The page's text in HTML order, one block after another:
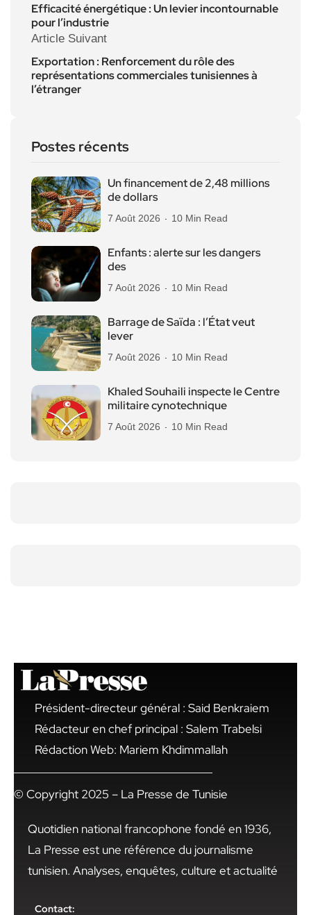
Efficacité énergétique : Un levier incontournable
pour l’industrie
Article Suivant
Exportation : Renforcement du rôle des
représentations commerciales tunisiennes à
l’étranger
Postes récents
Un financement de 2,48 millions
de dollars
7 Août 2026 10 Min Read
Enfants : alerte sur les dangers
des
7 Août 2026 10 Min Read
Barrage de Saïda : l’État veut
lever
7 Août 2026 10 Min Read
Khaled Souhaili inspecte le Centre
militaire cynotechnique
7 Août 2026 10 Min Read
Président-directeur général : Said Benkraiem
Rédacteur en chef principal : Salem Trabelsi
Rédaction Web: Mariem Khdimmallah
© Copyright 2025 – La Presse de Tunisie
Quotidien national francophone fondé en 1936,
La Presse est une référence du journalisme
tunisien. Analyses, enquêtes, culture et actualité
Contact: